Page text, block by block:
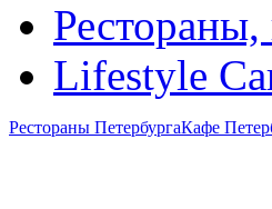
Lifestyle
Рестораны ПетербургаКафе